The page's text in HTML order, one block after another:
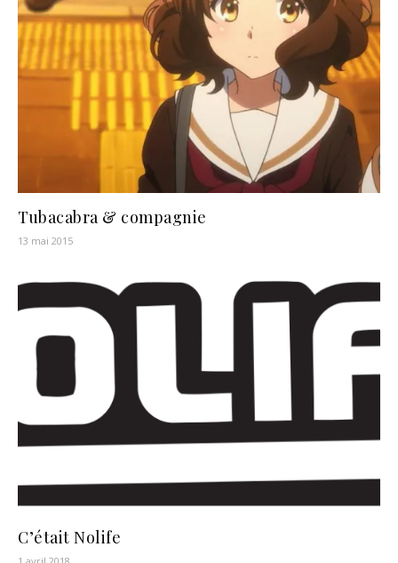
Tubacabra & compagnie
13 mai 2015
C’était Nolife